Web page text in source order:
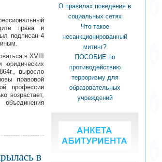
права и
подписан 4
в XVIII
юридических
выросло
правовой
профессии
возрастает,
в
О правилах поведения в
социальных сетях
Что такое
несанкционированный
митинг?
ПОСОБИЕ по
противодействию
терроризму для
образовательных
учреждений